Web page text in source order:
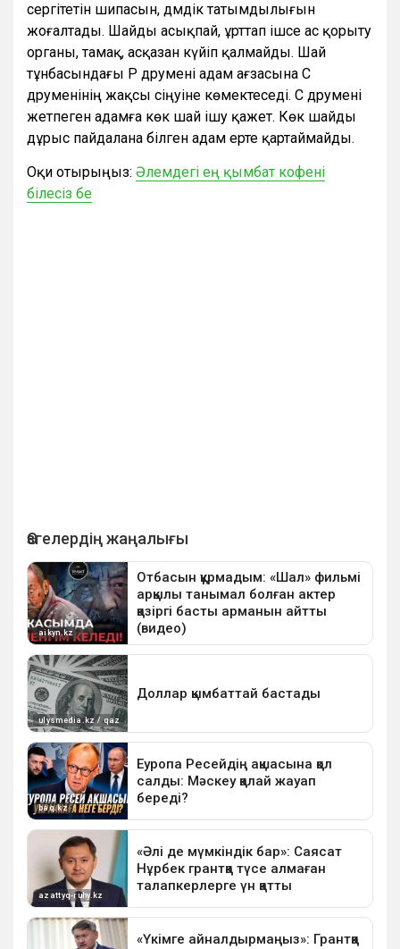
сергітетін шипасын, дәмдік татымдылығын
жоғалтады. Шайды асықпай, ұрттап ішсе ас қорыту
органы, тамақ, асқазан күйіп қалмайды. Шай
тұнбасындағы Р дәрумені адам ағзасына С
дәруменінің жақсы сіңуіне көмектеседі. С дәрумені
жетпеген адамға көк шай ішу қажет. Көк шайды
дұрыс пайдалана білген адам ерте қартаймайды.
Оқи отырыңыз: Әлемдегі ең қымбат кофені
білесіз бе